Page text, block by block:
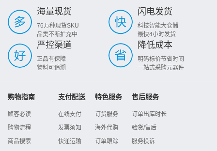
海量现货
76万种现货SKU
品类不断扩充中
闪电发货
科技智能大仓储
最快4小时发货
严控渠道
正品有保障
物料可追溯
降低成本
明码标价节省时间
一站式采购元器件
购物指南
顾客必读
购物流程
商品搜索
支付配送
在线支付
发票须知
快递运输
特色服务
订货服务
海外代购
订单跟踪
售后服务
订单出库时长
验货/售后
服务投诉